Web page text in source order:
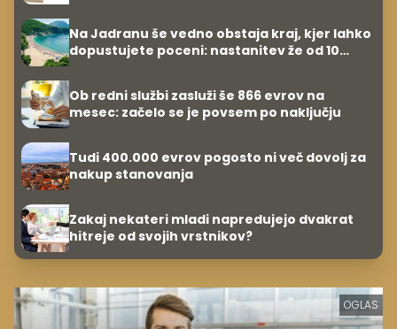
Na Jadranu še vedno obstaja kraj, kjer lahko
dopustujete poceni: nastanitev že od 10
Ob redni službi zasluži še 866 evrov na
mesec: začelo se je povsem po naključju
Tudi 400.000 evrov pogosto ni več dovolj za
nakup stanovanja
Zakaj nekateri mladi napredujejo dvakrat
hitreje od svojih vrstnikov?
OGLAS